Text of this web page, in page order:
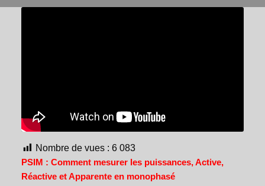
Nombre de vues : 6 083
PSIM : Comment mesurer les puissances, Active,
Réactive et Apparente en monophasé